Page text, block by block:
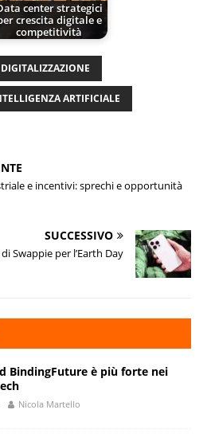
center strategici
crescita digitale e
competitività
DIGITALIZZAZIONE
ARTIFICIALE
e incentivi: sprechi e opportunità
SUCCESSIVO
Swappie per l’Earth Day
BindingFuture è più forte nei
Nicola Martello